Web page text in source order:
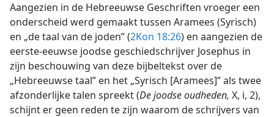
Aangezien in de Hebreeuwse Geschriften vroeger een
onderscheid werd gemaakt tussen Aramees (Syrisch)
en „de taal van de joden” (2Kon 18:26) en aangezien de
eerste-eeuwse joodse geschiedschrijver Josephus in
zijn beschouwing van deze bijbeltekst over de
„Hebreeuwse taal” en het „Syrisch [Aramees]” als twee
afzonderlijke talen spreekt (De joodse oudheden, X, i, 2),
schijnt er geen reden te zijn waarom de schrijvers van